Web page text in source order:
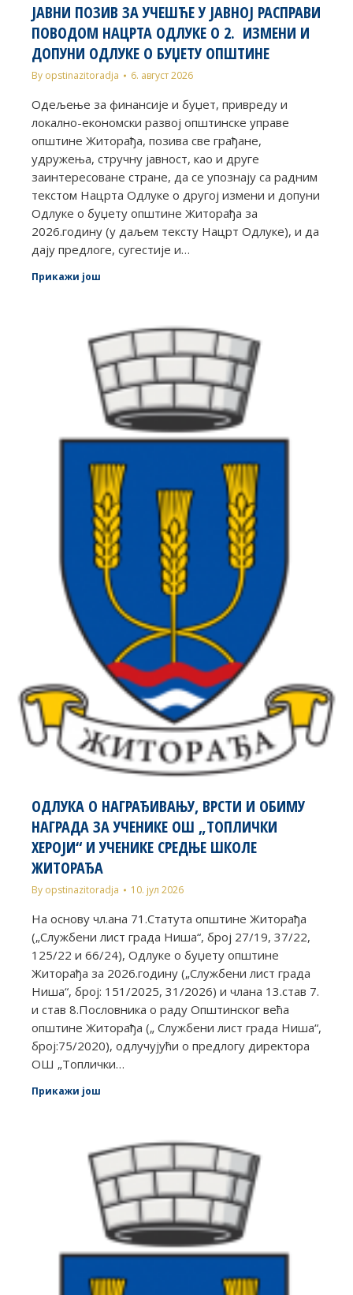
ЈАВНИ ПОЗИВ ЗА УЧЕШЋЕ У ЈАВНОЈ РАСПРАВИ
ПОВОДОМ НАЦРТА ОДЛУКЕ О 2. ИЗМЕНИ И
ДОПУНИ ОДЛУКЕ О БУЏЕТУ ОПШТИНЕ
By opstinazitoradja 6. август 2026
Одељење за финансије и буџет, привреду и
локално-економски развој општинске управе
општине Житорађа, позива све грађане,
удружења, стручну јавност, као и друге
заинтересоване стране, да се упознају са радним
текстом Нацрта Одлуке о другој измени и допуни
Одлуке о буџету општине Житорађа за
2026.годину (у даљем тексту Нацрт Одлуке), и да
дају предлоге, сугестије и…
Прикажи још
ОДЛУКA О НАГРАЂИВАЊУ, ВРСТИ И ОБИМУ
НАГРАДА ЗА УЧЕНИКЕ ОШ „ТОПЛИЧКИ
ХЕРОЈИ“ И УЧЕНИКЕ СРЕДЊЕ ШКОЛЕ
ЖИТОРАЂА
By opstinazitoradja 10. јул 2026
На основу чл.ана 71.Статута општине Житорађа
(„Службени лист града Ниша“, број 27/19, 37/22,
125/22 и 66/24), Одлуке о буџету општине
Житорађа за 2026.годину („Службени лист града
Ниша“, број: 151/2025, 31/2026) и члана 13.став 7.
и став 8.Пословника о раду Општинског већа
општине Житорађа („ Службени лист града Ниша“,
број:75/2020), одлучујући о предлогу директора
ОШ „Топлички…
Прикажи још